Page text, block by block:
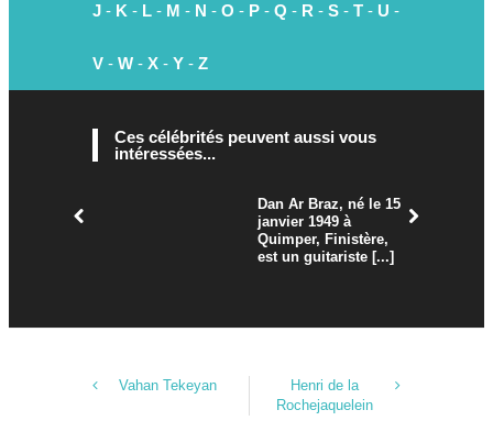
J - K - L - M - N - O - P - Q - R - S - T - U -
V - W - X - Y - Z
Ces célébrités peuvent aussi vous
intéressées...
Dan Ar Braz, né le 15
janvier 1949 à
Quimper, Finistère,
est un guitariste [...]
Vahan Tekeyan
Henri de la
Rochejaquelein